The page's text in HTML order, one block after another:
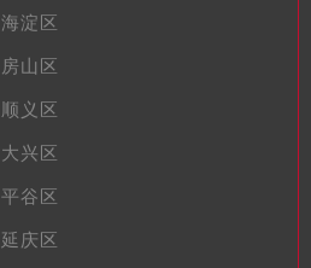
海淀区
房山区
顺义区
大兴区
平谷区
延庆区